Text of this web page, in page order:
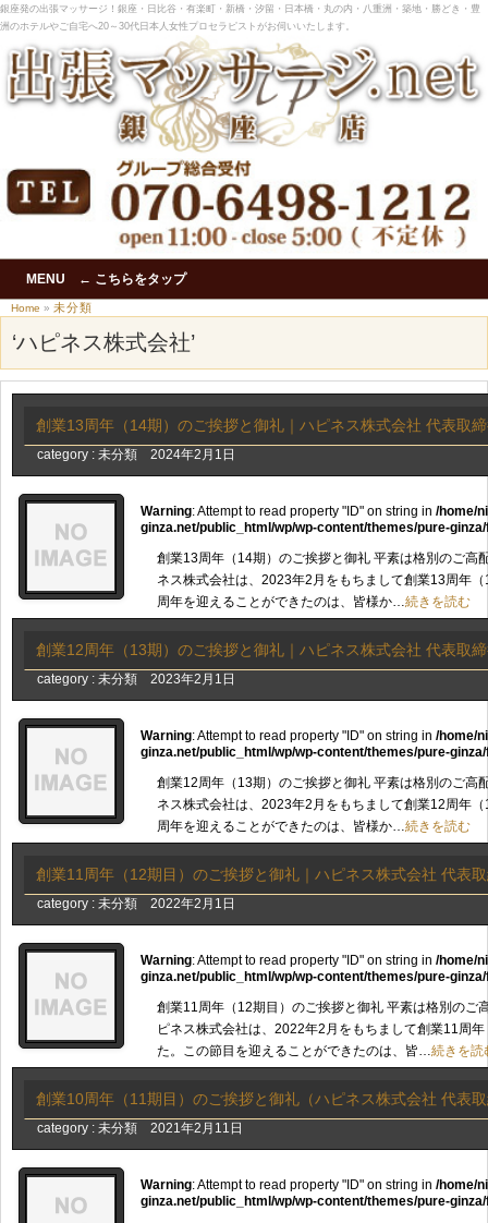
銀座発の出張マッサージ！銀座・日比谷・有楽町・新橋・汐留・日本橋・丸の内・八重洲・築地・勝どき・豊
洲のホテルやご自宅へ20～30代日本人女性プロセラピストがお伺いいたします。
MENU ← こちらをタップ
Home » 未分類
‘ハピネス株式会社’
創業13周年（14期）のご挨拶と御礼｜ハピネス株式会社 代表取
category : 未分類 2024年2月1日
Warning: Attempt to read property "ID" on string in /home/
ginza.net/public_html/wp/wp-content/themes/pure-
創業13周年（14期）のご挨拶と御礼 平素は格別のご高
ネス株式会社は、2023年2月をもちまして創業13周年
周年を迎えることができたのは、皆様か…続きを読む
創業12周年（13期）のご挨拶と御礼｜ハピネス株式会社 代表取
category : 未分類 2023年2月1日
Warning: Attempt to read property "ID" on string in /home/
ginza.net/public_html/wp/wp-content/themes/pure-
創業12周年（13期）のご挨拶と御礼 平素は格別のご高
ネス株式会社は、2023年2月をもちまして創業12周年
周年を迎えることができたのは、皆様か…続きを読む
創業11周年（12期目）のご挨拶と御礼｜ハピネス株式会社 代表
category : 未分類 2022年2月1日
Warning: Attempt to read property "ID" on string in /home/
ginza.net/public_html/wp/wp-content/themes/pure-
創業11周年（12期目）のご挨拶と御礼 平素は格別のご
ピネス株式会社は、2022年2月をもちまして創業11周
た。この節目を迎えることができたのは、皆…続きを読
創業10周年（11期目）のご挨拶と御礼（ハピネス株式会社 代表
category : 未分類 2021年2月11日
Warning: Attempt to read property "ID" on string in /home/
ginza.net/public_html/wp/wp-content/themes/pure-